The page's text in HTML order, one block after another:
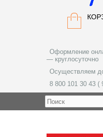
Оформление
— круглосуточно
Осуществляем
8 800 101 30 43